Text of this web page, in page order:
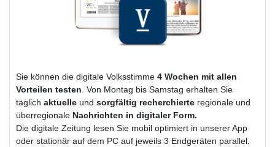
Sie können die digitale Volksstimme 4 Wochen mit allen
Vorteilen testen . Von Montag bis Samstag erhalten Sie
täglich aktuelle und sorgfältig recherchierte regionale und
überregionale Nachrichten in digitaler Form.
Die digitale Zeitung lesen Sie mobil optimiert in unserer App
oder stationär auf dem PC auf jeweils 3 Endgeräten parallel.